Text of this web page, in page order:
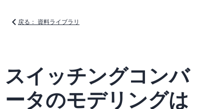
戻る： 資料ライブラリ
スイッチングコンバ
ータのモデリングは